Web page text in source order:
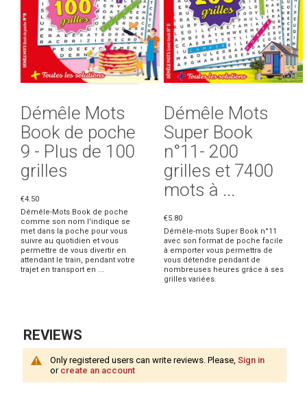
Démêle Mots
Book de poche
9 - Plus de 100
grilles
€4.50
Démêle-Mots Book de poche
comme son nom l'indique se
met dans la poche pour vous
suivre au quotidien et vous
permettre de vous divertir en
attendant le train, pendant votre
trajet en transport en ...
Démêle Mots
Super Book
n°11- 200
grilles et 7400
mots à ...
€5.80
Démêle-mots Super Book n°11
avec son format de poche facile
à emporter vous permettra de
vous détendre pendant de
nombreuses heures grâce à ses
grilles variées.
REVIEWS
Only registered users can write reviews. Please, Sign in
or create an account